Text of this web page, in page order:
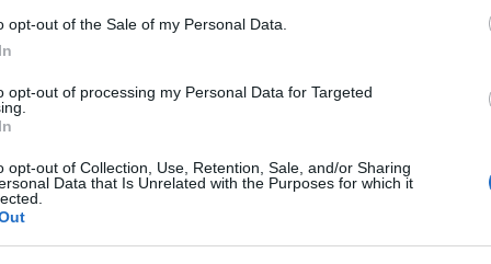
opt-out of the Sale of my Personal Data.
opt-out of processing my Personal Data for Targeted
opt-out of Collection, Use, Retention, Sale, and/or Sharing
Data that Is Unrelated with the Purposes for which it
Forrás: www.muosz.hu